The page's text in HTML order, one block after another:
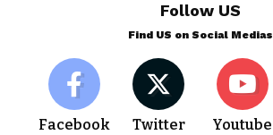
Follow US
Find US on Social Medias
Facebook Twitter Youtube